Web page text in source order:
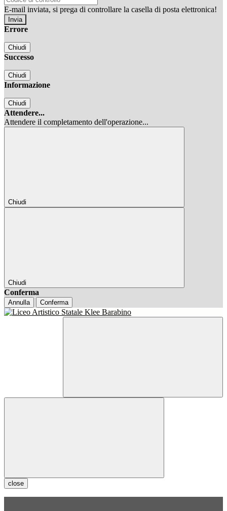
E-mail inviata, si prega di controllare la casella di posta elettronica!
Errore
Chiudi
Successo
Chiudi
Informazione
Chiudi
Attendere...
Attendere il completamento dell'operazione...
Chiudi
Chiudi
Conferma
Annulla Conferma
close